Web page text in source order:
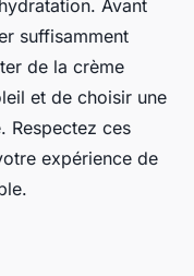
Avant
suffisamment
de la crème
et de choisir une
Respectez ces
expérience de